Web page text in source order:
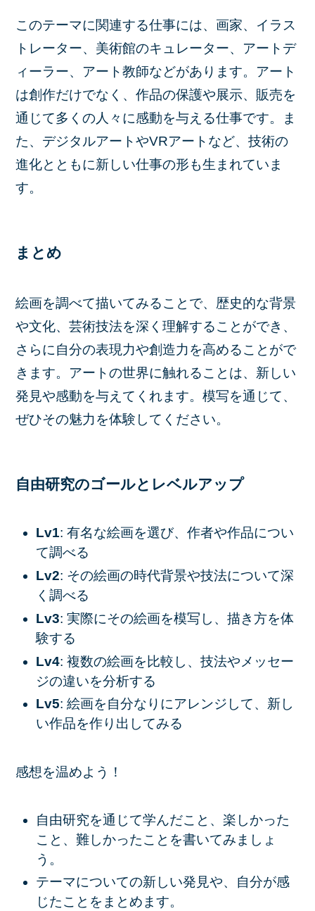
このテーマに関連する仕事には、画家、イラス
トレーター、美術館のキュレーター、アートデ
ィーラー、アート教師などがあります。アート
は創作だけでなく、作品の保護や展示、販売を
通じて多くの人々に感動を与える仕事です。ま
た、デジタルアートやVRアートなど、技術の
進化とともに新しい仕事の形も生まれていま
す。
まとめ
絵画を調べて描いてみることで、歴史的な背景
や文化、芸術技法を深く理解することができ、
さらに自分の表現力や創造力を高めることがで
きます。アートの世界に触れることは、新しい
発見や感動を与えてくれます。模写を通じて、
ぜひその魅力を体験してください。
自由研究のゴールとレベルアップ
Lv1: 有名な絵画を選び、作者や作品につい
て調べる
Lv2: その絵画の時代背景や技法について深
く調べる
Lv3: 実際にその絵画を模写し、描き方を体
験する
Lv4: 複数の絵画を比較し、技法やメッセー
ジの違いを分析する
Lv5: 絵画を自分なりにアレンジして、新し
い作品を作り出してみる
感想を温めよう！
自由研究を通じて学んだこと、楽しかった
こと、難しかったことを書いてみましょ
う。
テーマについての新しい発見や、自分が感
じたことをまとめます。